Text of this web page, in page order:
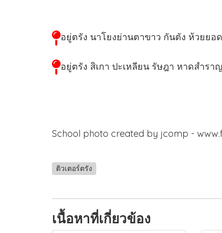
อยู่ตรัง นาโยงย่านตาขาว กันตัง ห้วยยอด
อยู่ตรัง สิเกา ปะเหลียน รัษฎา หาดสำรา
School photo created by jcomp -
ติวเตอร์ตรัง
เนื้อหาที่เกี่ยวข้อง